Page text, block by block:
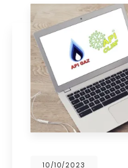
02/10/2023